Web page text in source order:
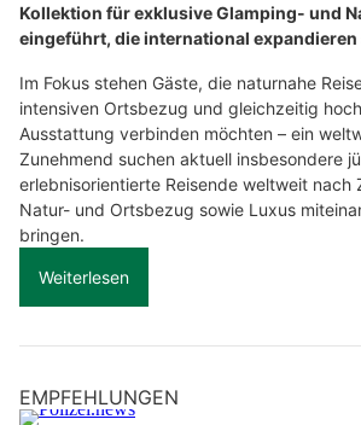
Kollektion für exklusive Glamping- und
eingeführt, die international expandieren
Im Fokus stehen Gäste, die naturnahe
intensiven Ortsbezug und gleichzeitig
Ausstattung verbinden möchten – ein
Zunehmend suchen aktuell insbesondere
erlebnisorientierte Reisende weltweit nach
Natur- und Ortsbezug sowie Luxus
bringen.
Weiterlesen
EMPFEHLUNGEN